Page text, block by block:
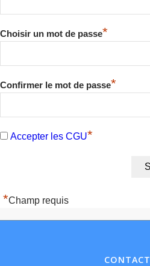
Choisir un mot de passe*
Confirmer le mot de passe*
Accepter les CGU*
*Champ requis
CONTACT